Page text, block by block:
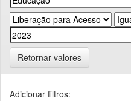
Retornar valores
Adicionar filtros: